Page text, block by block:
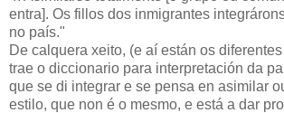
entra]. Os fillos dos inmigrantes
no país."
De calquera xeito, (e aí están os
trae o diccionario para interpretación da
que se di integrar e se pensa en asimilar
estilo, que non é o mesmo, e está a dar